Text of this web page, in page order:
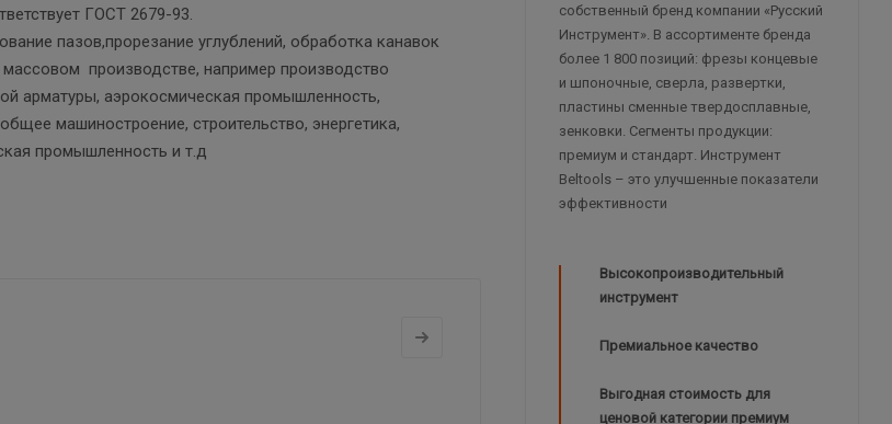
ГОСТ 2679-93.
пазов,прорезание углублений, обработка канавок
производстве, например производство
арматуры, аэрокосмическая промышленность,
машиностроение, строительство, энергетика,
промышленность и т.д
собственный бренд компании «Русский
Инструмент». В ассортименте бренда
более 1 800 позиций: фрезы концевые
и шпоночные, сверла, развертки,
пластины сменные твердосплавные,
зенковки. Сегменты продукции:
премиум и стандарт. Инструмент
Beltools – это улучшенные показатели
эффективности
Высокопроизводительный
инструмент
Премиальное качество
Выгодная стоимость для
ценовой категории премиум